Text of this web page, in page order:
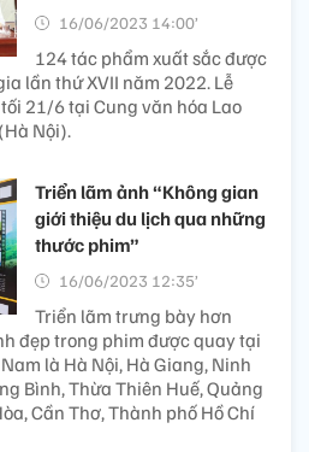
16/06/2023 14:00’
124 tác phẩm xuất sắc được
lần thứ XVII năm 2022. Lễ
21/6 tại Cung văn hóa Lao
Nội).
Triển lãm ảnh “Không gian
giới thiệu du lịch qua những
thước phim”
16/06/2023 12:35’
Triển lãm trưng bày hơn
đẹp trong phim được quay tại
là Hà Nội, Hà Giang, Ninh
Bình, Thừa Thiên Huế, Quảng
Cần Thơ, Thành phố Hồ Chí